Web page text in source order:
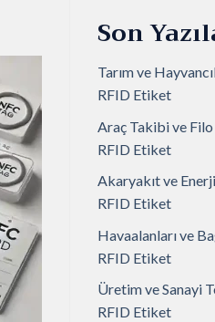
Son
Tarım ve
RFID Etiket
Araç Takibi ve
RFID Etiket
Akaryakıt ve
RFID Etiket
Havaalanları ve
RFID Etiket
Üretim ve Sanayi
RFID Etiket